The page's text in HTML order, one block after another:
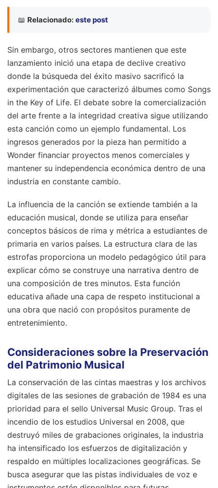
📖 Relacionado: este post
Sin embargo, otros sectores mantienen que este
lanzamiento inició una etapa de declive creativo
donde la búsqueda del éxito masivo sacrificó la
experimentación que caracterizó álbumes como Songs
in the Key of Life. El debate sobre la comercialización
del arte frente a la integridad creativa sigue utilizando
esta canción como un ejemplo fundamental. Los
ingresos generados por la pieza han permitido a
Wonder financiar proyectos menos comerciales y
mantener su independencia económica dentro de una
industria en constante cambio.
La influencia de la canción se extiende también a la
educación musical, donde se utiliza para enseñar
conceptos básicos de rima y métrica a estudiantes de
primaria en varios países. La estructura clara de las
estrofas proporciona un modelo pedagógico útil para
explicar cómo se construye una narrativa dentro de
una composición de tres minutos. Esta función
educativa añade una capa de respeto institucional a
una obra que nació con propósitos puramente de
entretenimiento.
Consideraciones sobre la Preservación
del Patrimonio Musical
La conservación de las cintas maestras y los archivos
digitales de las sesiones de grabación de 1984 es una
prioridad para el sello Universal Music Group. Tras el
incendio de los estudios Universal en 2008, que
destruyó miles de grabaciones originales, la industria
ha intensificado los esfuerzos de digitalización y
respaldo en múltiples localizaciones geográficas. Se
busca asegurar que las pistas individuales de voz e